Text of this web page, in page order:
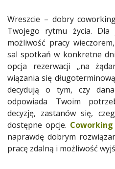
Wreszcie – dobry
Twojego rytmu życia. Dla
możliwość pracy
sal spotkań w konkretne
opcja rezerwacji „na
wiązania się
decydują o tym, czy
odpowiada Twoim
decyzję, zastanów się,
dostępne opcje. Coworking
naprawdę dobrym
pracę zdalną i możliwość